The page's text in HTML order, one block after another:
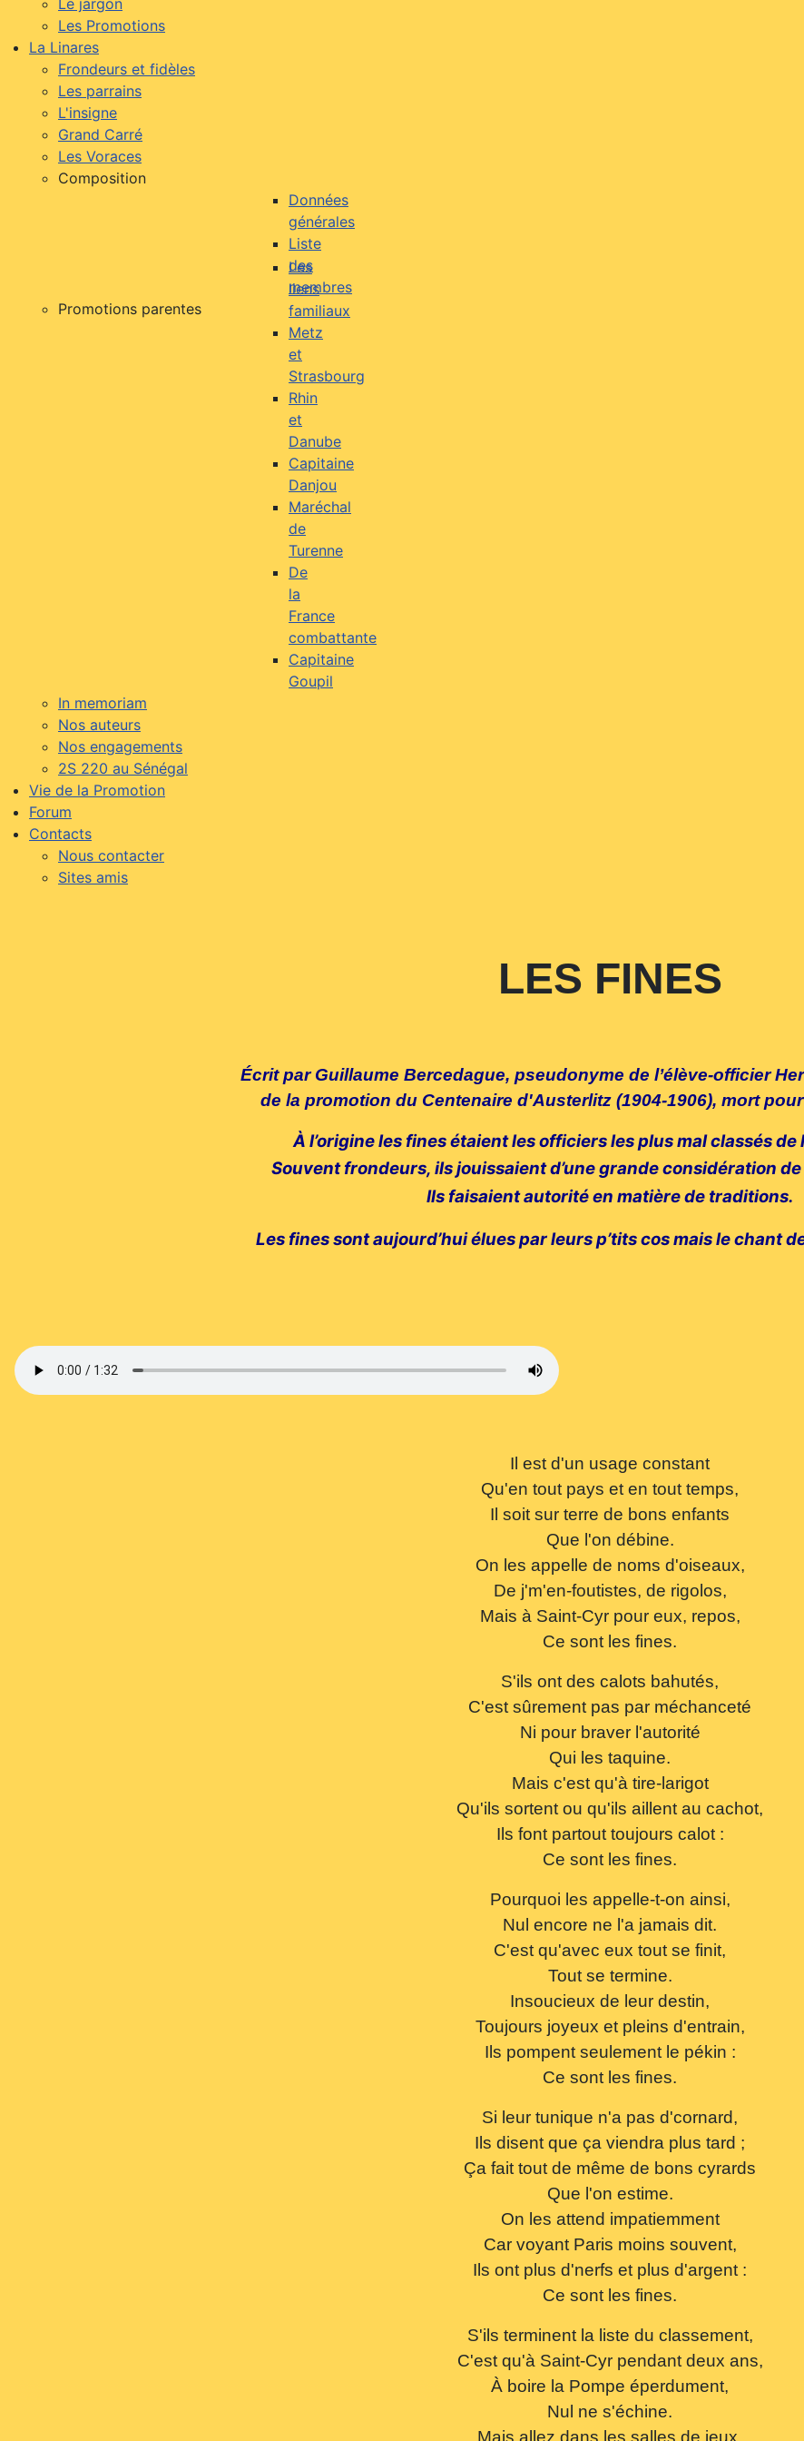
Le jargon
Les Promotions
La Linares
Frondeurs et fidèles
Les parrains
L'insigne
Grand Carré
Les Voraces
Composition
Données
générales
Liste
des
membres
Promotions parentes
Les
liens
familiaux
Metz
et
Strasbourg
Rhin
et
Danube
Capitaine
Danjou
Maréchal
de
Turenne
De
la
France
combattante
Capitaine
Goupil
In memoriam
Nos auteurs
Nos engagements
2S 220 au Sénégal
Vie de la Promotion
Forum
Contacts
Nous contacter
Sites amis
LES FINES
Écrit par Guillaume Bercedague, pseudonyme de l’élève-officier
de la promotion du Centenaire d'Austerlitz (1904-1906), mort
À l’origine les fines étaient les officiers les plus mal classés
Souvent frondeurs, ils jouissaient d’une grande considération
Ils faisaient autorité en matière de traditions.
Les fines sont aujourd’hui élues par leurs p’tits cos mais le chant
Il est d'un usage constant
Qu'en tout pays et en tout temps,
Il soit sur terre de bons enfants
Que l'on débine.
On les appelle de noms d'oiseaux,
De j'm'en-foutistes, de rigolos,
Mais à Saint-Cyr pour eux, repos,
Ce sont les fines.
S'ils ont des calots bahutés,
C'est sûrement pas par méchanceté
Ni pour braver l'autorité
Qui les taquine.
Mais c'est qu'à tire-larigot
Qu'ils sortent ou qu'ils aillent au cachot,
Ils font partout toujours calot :
Ce sont les fines.
Pourquoi les appelle-t-on ainsi,
Nul encore ne l'a jamais dit.
C'est qu'avec eux tout se finit,
Tout se termine.
Insoucieux de leur destin,
Toujours joyeux et pleins d'entrain,
Ils pompent seulement le pékin :
Ce sont les fines.
Si leur tunique n'a pas d'cornard,
Ils disent que ça viendra plus tard ;
Ça fait tout de même de bons cyrards
Que l'on estime.
On les attend impatiemment
Car voyant Paris moins souvent,
Ils ont plus d'nerfs et plus d'argent :
Ce sont les fines.
S'ils terminent la liste du classement,
C'est qu'à Saint-Cyr pendant deux ans,
À boire la Pompe éperdument,
Nul ne s'échine.
Mais allez dans les salles de jeux,